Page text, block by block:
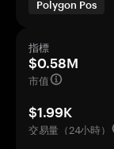
Polygon Pos
指標
$0.58M
市值
$1.99K
交易量（24小時）